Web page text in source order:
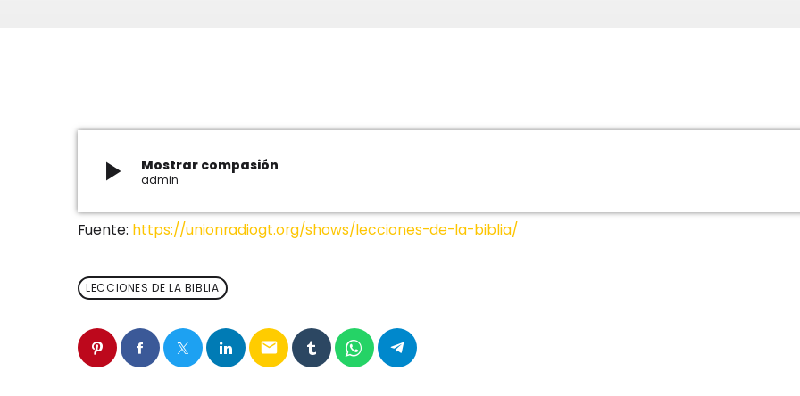
noviembre
play_arrow Mostrar compasión
admin
Fuente: https://unionradiogt.org/shows/lecciones-de-la-biblia/
LECCIONES DE LA BIBLIA
email